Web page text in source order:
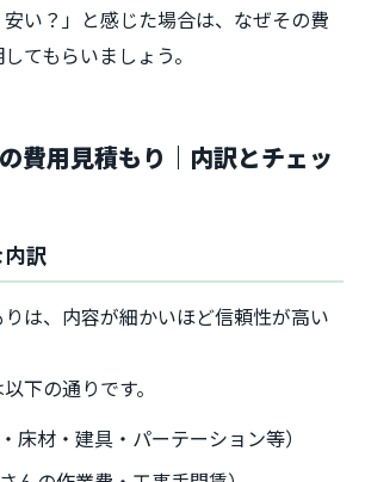
安い？」と感じた場合は、なぜその費
てもらいましょう。
費用見積もり｜内訳とチェッ
訳
は、内容が細かいほど信頼性が高い
下の通りです。
床材・建具・パーテーション等）